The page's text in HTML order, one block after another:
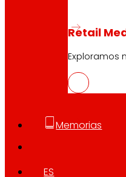
Retail
Exploramos
Memorias
ES